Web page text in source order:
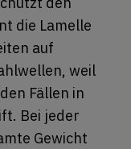
die Lamelle
auf
weil
Fällen in
Bei jeder
Gewicht